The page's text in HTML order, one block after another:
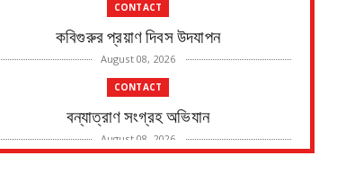
CONTACT
কবিগুরুর প্রয়াণ দিবস উদযাপন
August 08, 2026
CONTACT
বন্যাত্রাণ সংগ্রহ অভিযান
August 08, 2026